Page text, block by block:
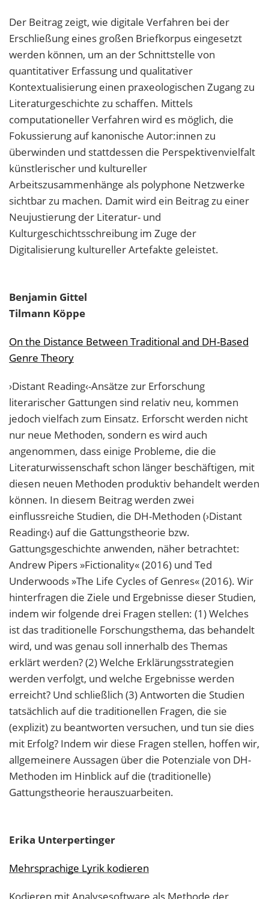
Der Beitrag zeigt, wie digitale Verfahren bei der
Erschließung eines großen Briefkorpus eingesetzt
werden können, um an der Schnittstelle von
quantitativer Erfassung und qualitativer
Kontextualisierung einen praxeologischen Zugang zu
Literaturgeschichte zu schaffen. Mittels
computationeller Verfahren wird es möglich, die
Fokussierung auf kanonische Autor:innen zu
überwinden und stattdessen die Perspektivenvielfalt
künstlerischer und kultureller
Arbeitszusammenhänge als polyphone Netzwerke
sichtbar zu machen. Damit wird ein Beitrag zu einer
Neujustierung der Literatur- und
Kulturgeschichtsschreibung im Zuge der
Digitalisierung kultureller Artefakte geleistet.
Benjamin Gittel
Tilmann Köppe
On the Distance Between Traditional and DH-Based
Genre Theory
›Distant Reading‹-Ansätze zur Erforschung
literarischer Gattungen sind relativ neu, kommen
jedoch vielfach zum Einsatz. Erforscht werden nicht
nur neue Methoden, sondern es wird auch
angenommen, dass einige Probleme, die die
Literaturwissenschaft schon länger beschäftigen, mit
diesen neuen Methoden produktiv behandelt werden
können. In diesem Beitrag werden zwei
einflussreiche Studien, die DH-Methoden (›Distant
Reading‹) auf die Gattungstheorie bzw.
Gattungsgeschichte anwenden, näher betrachtet:
Andrew Pipers »Fictionality« (2016) und Ted
Underwoods »The Life Cycles of Genres« (2016). Wir
hinterfragen die Ziele und Ergebnisse dieser Studien,
indem wir folgende drei Fragen stellen: (1) Welches
ist das traditionelle Forschungsthema, das behandelt
wird, und was genau soll innerhalb des Themas
erklärt werden? (2) Welche Erklärungsstrategien
werden verfolgt, und welche Ergebnisse werden
erreicht? Und schließlich (3) Antworten die Studien
tatsächlich auf die traditionellen Fragen, die sie
(explizit) zu beantworten versuchen, und tun sie dies
mit Erfolg? Indem wir diese Fragen stellen, hoffen wir,
allgemeinere Aussagen über die Potenziale von DH-
Methoden im Hinblick auf die (traditionelle)
Gattungstheorie herauszuarbeiten.
Erika Unterpertinger
Mehrsprachige Lyrik kodieren